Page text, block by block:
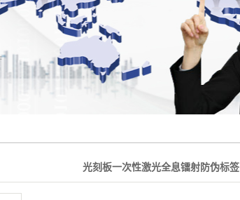
团队风采
联系我们
二维码防伪标签
定位烫印防伪标签
不干胶防伪标签
特色防伪标签
光刻板一次性激光全息镭射防伪标签